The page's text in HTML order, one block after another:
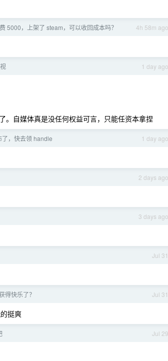
4h 58m ago
5000，上架了 steam，可以收回成本吗？
1 day ago
。自媒体真是没任何权益可言，只能任资本拿捏
1 day ago
，快去领 handle
2 days ago
3 days ago
Jul 31
Jul 31
得快乐了？
挺爽
Jul 29